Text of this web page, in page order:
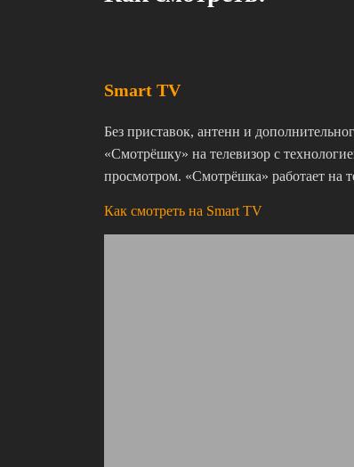
Smart TV
Без приставок, антенн и
«Смотрёшку» на телевизор с
просмотром. «Смотрёшка» работает на
Как смотреть на Smart TV